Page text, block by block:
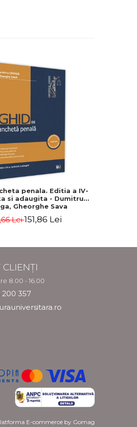
penala. Editia a IV-
si adaugita - Dumitru
Gheorghe Sava
Lei151,86 Lei
8.00 - 16.00
200 357
E-commerce by Gomag